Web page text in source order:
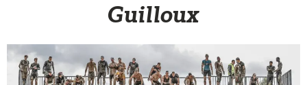
Guilloux